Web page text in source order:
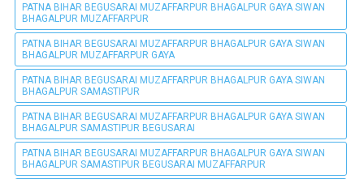
PATNA BIHAR BEGUSARAI MUZAFFARPUR BHAGALPUR GAYA SIWAN
BHAGALPUR MUZAFFARPUR
PATNA BIHAR BEGUSARAI MUZAFFARPUR BHAGALPUR GAYA SIWAN
BHAGALPUR MUZAFFARPUR GAYA
PATNA BIHAR BEGUSARAI MUZAFFARPUR BHAGALPUR GAYA SIWAN
BHAGALPUR SAMASTIPUR
PATNA BIHAR BEGUSARAI MUZAFFARPUR BHAGALPUR GAYA SIWAN
BHAGALPUR SAMASTIPUR BEGUSARAI
PATNA BIHAR BEGUSARAI MUZAFFARPUR BHAGALPUR GAYA SIWAN
BHAGALPUR SAMASTIPUR BEGUSARAI MUZAFFARPUR